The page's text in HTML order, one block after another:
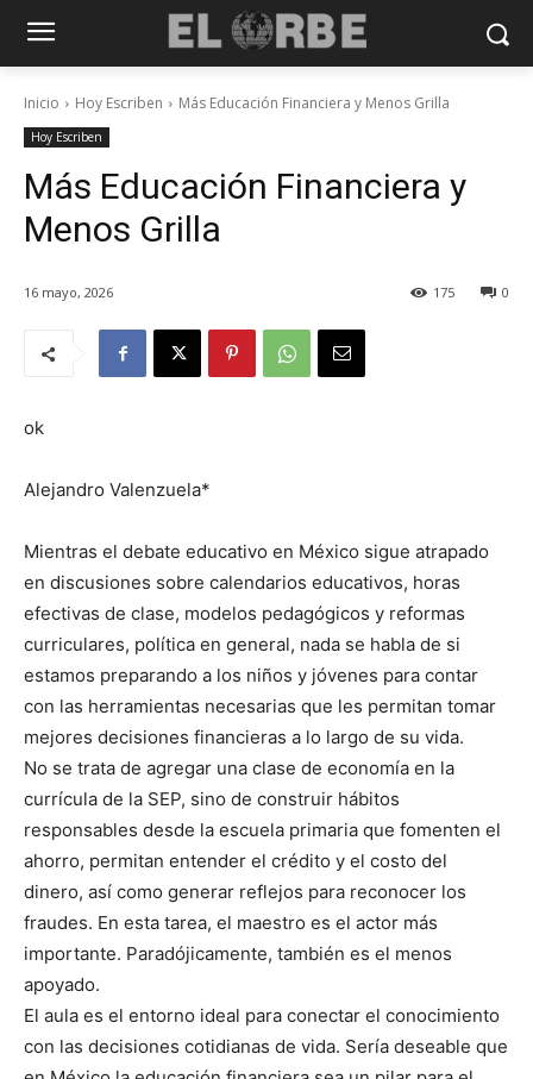
Inicio Hoy Escriben Más Educación Financiera y Menos Grilla
Hoy Escriben
Más Educación Financiera y
Menos Grilla
16 mayo, 2026 0
175
ok
Alejandro Valenzuela*
Mientras el debate educativo en México sigue atrapado
en discusiones sobre calendarios educativos, horas
efectivas de clase, modelos pedagógicos y reformas
curriculares, política en general, nada se habla de si
estamos preparando a los niños y jóvenes para contar
con las herramientas necesarias que les permitan tomar
mejores decisiones financieras a lo largo de su vida.
No se trata de agregar una clase de economía en la
currícula de la SEP, sino de construir hábitos
responsables desde la escuela primaria que fomenten el
ahorro, permitan entender el crédito y el costo del
dinero, así como generar reflejos para reconocer los
fraudes. En esta tarea, el maestro es el actor más
importante. Paradójicamente, también es el menos
apoyado.
El aula es el entorno ideal para conectar el conocimiento
con las decisiones cotidianas de vida. Sería deseable que